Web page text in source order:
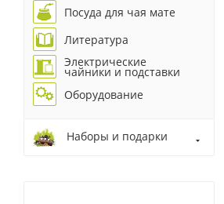
Посуда для чая мате
Литература
Электрические
чайники и подставки
Оборудование
Наборы и подарки